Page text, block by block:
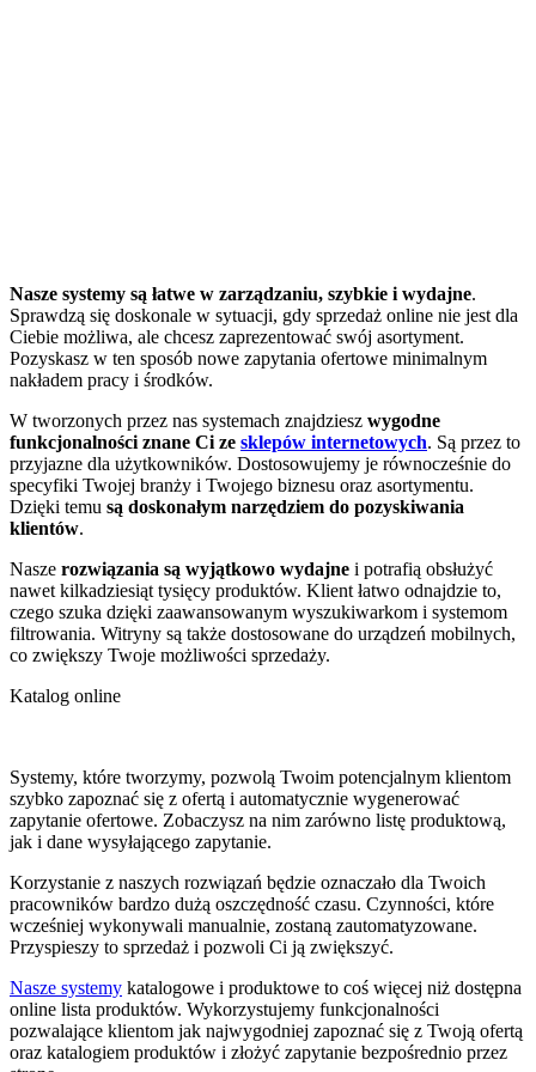
Nasze systemy są łatwe w zarządzaniu, szybkie i wydajne.
Sprawdzą się doskonale w sytuacji, gdy sprzedaż online nie jest dla
Ciebie możliwa, ale chcesz zaprezentować swój asortyment.
Pozyskasz w ten sposób nowe zapytania ofertowe minimalnym
nakładem pracy i środków.
W tworzonych przez nas systemach znajdziesz wygodne
funkcjonalności znane Ci ze sklepów internetowych. Są przez to
przyjazne dla użytkowników. Dostosowujemy je równocześnie do
specyfiki Twojej branży i Twojego biznesu oraz asortymentu.
Dzięki temu są doskonałym narzędziem do pozyskiwania
klientów.
Nasze rozwiązania są wyjątkowo wydajne i potrafią obsłużyć
nawet kilkadziesiąt tysięcy produktów. Klient łatwo odnajdzie to,
czego szuka dzięki zaawansowanym wyszukiwarkom i systemom
filtrowania. Witryny są także dostosowane do urządzeń mobilnych,
co zwiększy Twoje możliwości sprzedaży.
Katalog online
Systemy, które tworzymy, pozwolą Twoim potencjalnym klientom
szybko zapoznać się z ofertą i automatycznie wygenerować
zapytanie ofertowe. Zobaczysz na nim zarówno listę produktową,
jak i dane wysyłającego zapytanie.
Korzystanie z naszych rozwiązań będzie oznaczało dla Twoich
pracowników bardzo dużą oszczędność czasu. Czynności, które
wcześniej wykonywali manualnie, zostaną zautomatyzowane.
Przyspieszy to sprzedaż i pozwoli Ci ją zwiększyć.
Nasze systemy katalogowe i produktowe to coś więcej niż dostępna
online lista produktów. Wykorzystujemy funkcjonalności
pozwalające klientom jak najwygodniej zapoznać się z Twoją ofertą
oraz katalogiem produktów i złożyć zapytanie bezpośrednio przez